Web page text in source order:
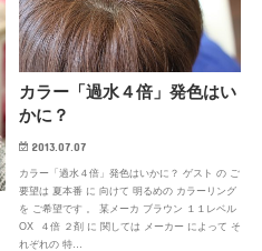
カラー「過水４倍」発色はい
かに？
2013.07.07
カラー「過水４倍」発色はいかに？ ゲスト の ご
要望は 夏本番 に 向けて 明るめの カラーリング
を ご希望です 。 某メーカ ブラウン １１レベル
OX ４倍 ２剤 に 関しては メーカー によって そ
れぞれの 特…